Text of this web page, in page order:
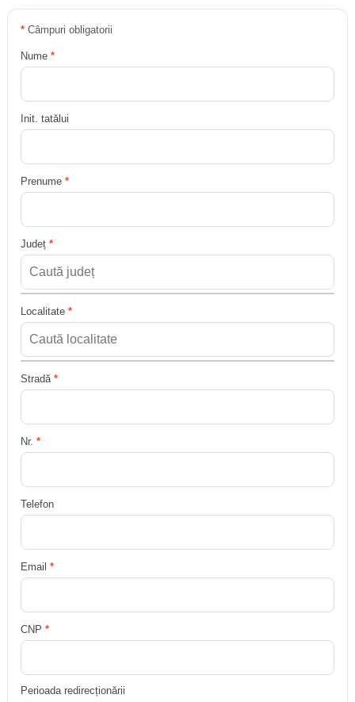
*Câmpuri obligatorii
Nume *
Init. tatălui
Prenume *
Județ *
Localitate *
Stradă *
Nr. *
Telefon
Email *
CNP *
Perioada redirecționării